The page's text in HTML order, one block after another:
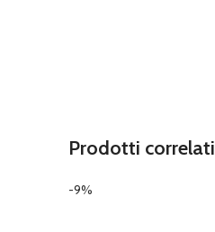
Prodotti correlati
-9%